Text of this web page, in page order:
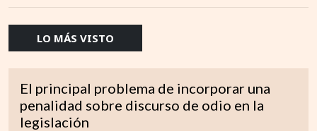
LO MÁS VISTO
El principal problema de incorporar una
penalidad sobre discurso de odio en la
legislación